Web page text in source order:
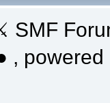
SMF
,